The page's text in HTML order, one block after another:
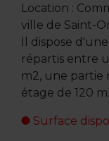
Location :
ville de Saint-
Il dispose
répartis entre
m2, une partie
étage de 120
Surface